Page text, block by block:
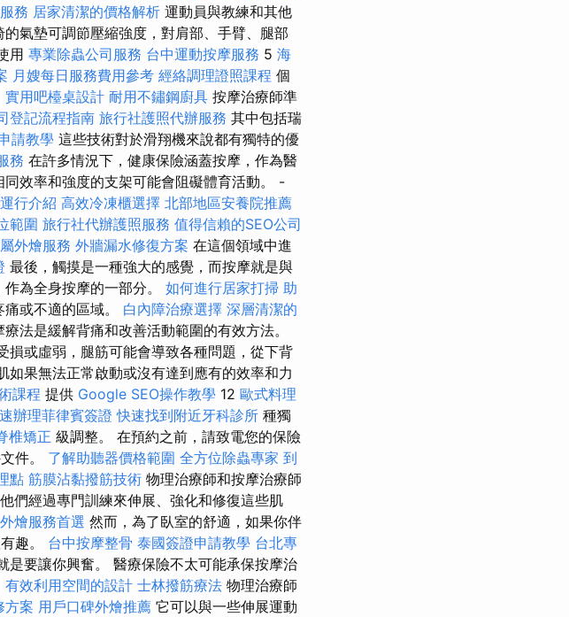
務 居家清潔的價格解析 運動員與教練和其他
氣墊可調節壓縮強度，對肩部、手臂、腿部
用 專業除蟲公司服務 台中運動按摩服務 5 海
月嫂每日服務費用參考 經絡調理證照課程 個
實用吧檯桌設計 耐用不鏽鋼廚具 按摩治療師準
登記流程指南 旅行社護照代辦服務 其中包括瑞
請教學 這些技術對於滑翔機來說都有獨特的優
務 在許多情況下，健康保險涵蓋按摩，作為醫
效率和強度的支架可能會阻礙體育活動。 -
行介紹 高效冷凍櫃選擇 北部地區安養院推薦
範圍 旅行社代辦護照服務 值得信賴的SEO公司
外燴服務 外牆漏水修復方案 在這個領域中進
最後，觸摸是一種強大的感覺，而按摩就是與
為全身按摩的一部分。 如何進行居家打掃 助
或不適的區域。 白內障治療選擇 深層清潔的
法是緩解背痛和改善活動範圍的有效方法。
損或虛弱，腿筋可能會導致各種問題，從下背
如果無法正常啟動或沒有達到應有的效率和力
課程 提供 Google SEO操作教學 12 歐式料理
辦理菲律賓簽證 快速找到附近牙科診所 種獨
椎矯正 級調整。 在預約之前，請致電您的保險
件。 了解助聽器價格範圍 全方位除蟲專家 到
點 筋膜沾黏撥筋技術 物理治療師和按摩治療師
他們經過專門訓練來伸展、強化和修復這些肌
燴服務首選 然而，為了臥室的舒適，如果你伴
趣。 台中按摩整骨 泰國簽證申請教學 台北專
是要讓你興奮。 醫療保險不太可能承保按摩治
有效利用空間的設計 士林撥筋療法 物理治療師
方案 用戶口碑外燴推薦 它可以與一些伸展運動